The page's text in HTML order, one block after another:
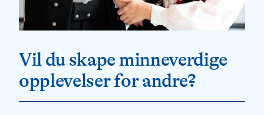
Vil du skape minneverdige
opplevelser for andre?